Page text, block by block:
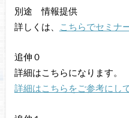
別途 情報提供
詳しくは、
こちらでセミナ
追伸０
詳細はこちらになります。
詳細はこちらをご参考にし